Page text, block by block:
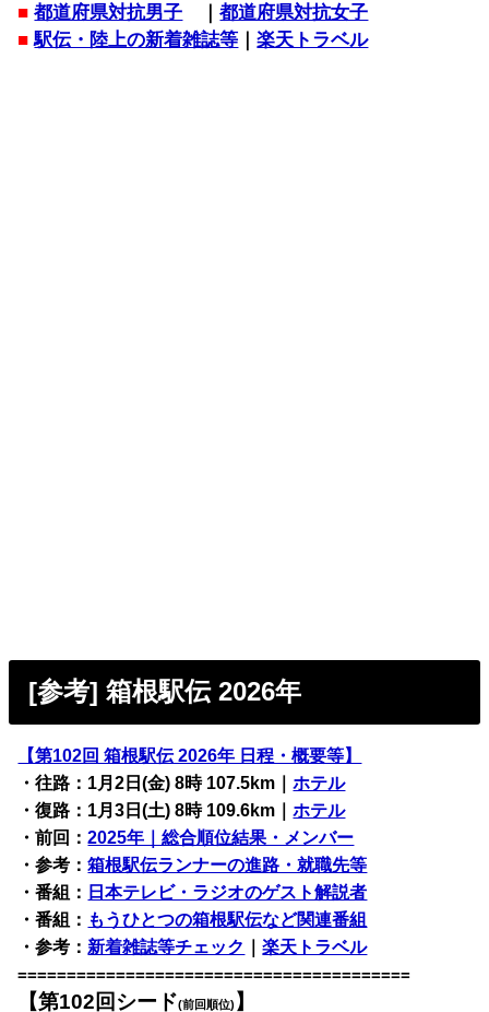
■ 都道府県対抗男子 ｜都道府県対抗女子
■ 駅伝・陸上の新着雑誌等 ｜楽天トラベル
[参考] 箱根駅伝 2026年
【第102回 箱根駅伝 2026年 日程・概要等】
・往路：1月2日(金) 8時 107.5km｜ホテル
・復路：1月3日(土) 8時 109.6km｜ホテル
・前回：2025年｜総合順位結果・メンバー
・参考：箱根駅伝ランナーの進路・就職先等
・番組： 日本テレビ・ラジオのゲスト解説者
・番組： もうひとつの箱根駅伝など関連番組
・参考：新着雑誌等チェック ｜楽天トラベル
========================================
【第102回シード(前回順位) 】